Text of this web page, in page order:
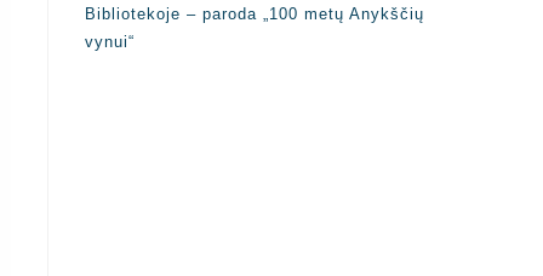
Bibliotekoje – paroda „100 metų Anykščių
vynui“